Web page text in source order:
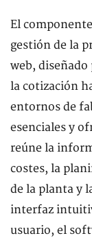
El
gestión de la
web,
la cotización
entornos de
esenciales y
reúne la
costes, la
de la planta y
interfaz
usuario, el